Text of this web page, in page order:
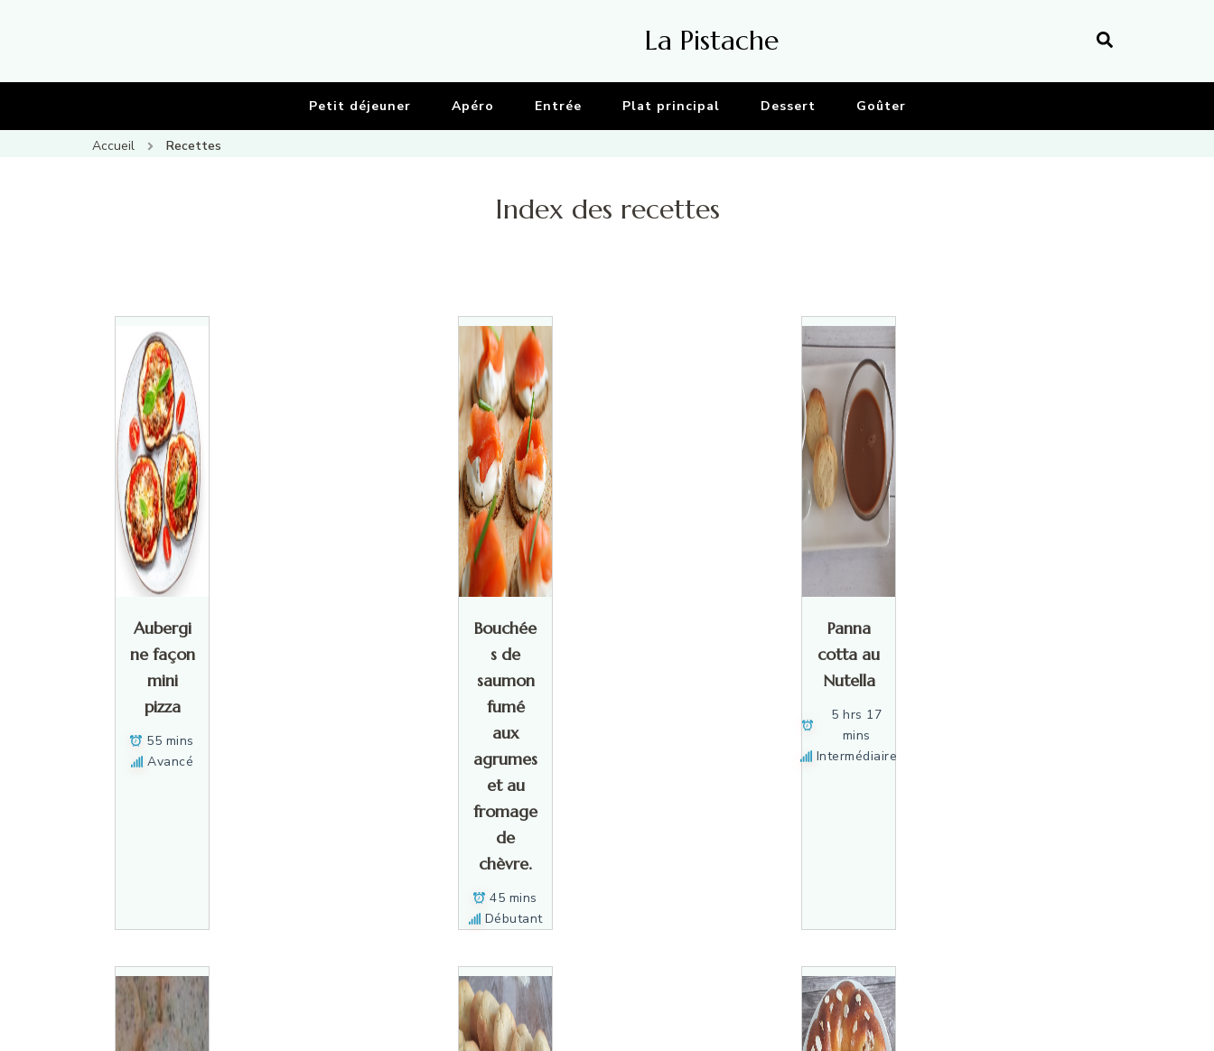
La Pistache
Petit déjeuner Apéro Entrée Plat principal Dessert Goûter
Accueil Recettes
Index des recettes
Aubergi
ne façon
mini
pizza
55 mins
Avancé
Bouchée
s de
saumon
fumé
aux
agrumes
et au
fromage
de
chèvre.
45 mins
Débutant
Panna
cotta au
Nutella
5 hrs 17
mins
Intermédiaire